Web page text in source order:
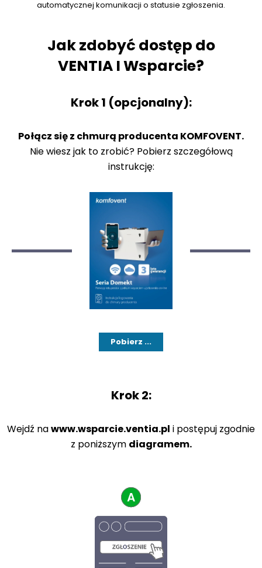
automatycznej komunikacji o statusie zgłoszenia.
Jak zdobyć dostęp do
VENTIA I Wsparcie?
Krok 1 (opcjonalny):
Połącz się z chmurą producenta KOMFOVENT.
Nie wiesz jak to zrobić? Pobierz szczegółową
instrukcję:
Pobierz ...
Krok 2:
Wejdź nawww.wsparcie.ventia.pl i postępuj zgodnie
z poniższym diagramem.